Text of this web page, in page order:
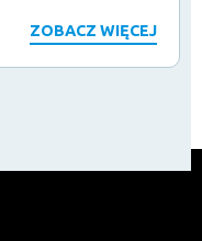
ZOBACZ WIĘCEJ